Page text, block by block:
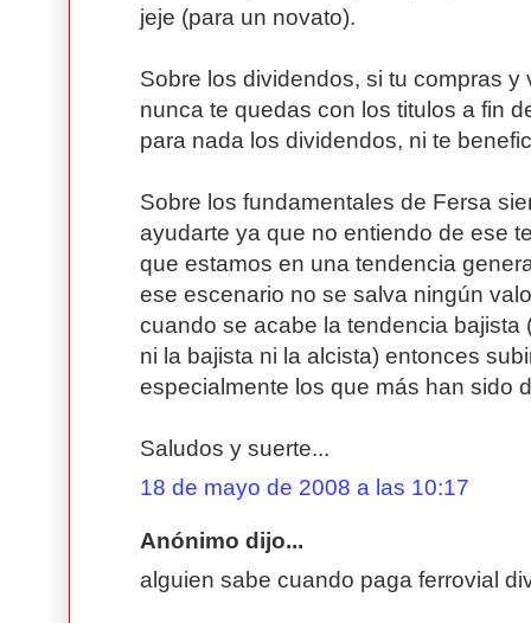
jeje (para un novato).
Sobre los dividendos, si tu compras
nunca te quedas con los titulos a fin
para nada los dividendos, ni te
Sobre los fundamentales de Fersa
ayudarte ya que no entiendo de ese
que estamos en una tendencia
ese escenario no se salva ningún
cuando se acabe la tendencia bajista
ni la bajista ni la alcista) entonces
especialmente los que más han sido
Saludos y suerte...
18 de mayo de 2008 a las 10:17
Anónimo dijo...
alguien sabe cuando paga ferrovial